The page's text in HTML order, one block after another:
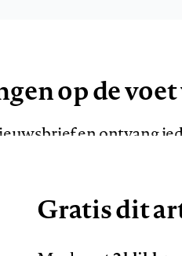
op de voet
en ontvang
Gratis dit